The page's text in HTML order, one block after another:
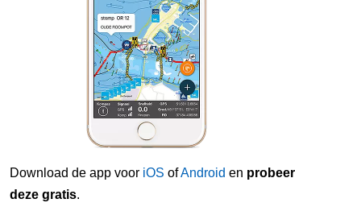
Download de app voor iOS ofAndroid en probeer
deze gratis.